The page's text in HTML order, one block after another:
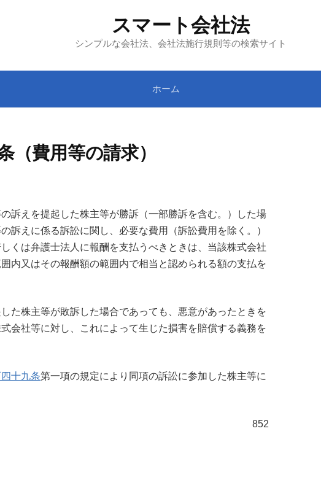
スマート会社法
シンプルな会社法、会社法施行規則等の検索サイト
ホーム
（費用等の請求）
訴えを提起した株主等が勝訴（一部勝訴を含む。）した場
訴えに係る訴訟に関し、必要な費用（訴訟費用を除く。）
くは弁護士法人に報酬を支払うべきときは、当該株式会社
内又はその報酬額の範囲内で相当と認められる額の支払を
た株主等が敗訴した場合であっても、悪意があったときを
会社等に対し、これによって生じた損害を賠償する義務を
十九条第一項の規定により同項の訴訟に参加した株主等に
852